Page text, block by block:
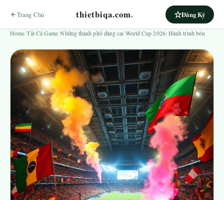
Trang Chủ thietbiqa.com. Đăng Ký
Home›Tất Cả Game›Những thành phố đăng cai World Cup 2026: Hành trình bón